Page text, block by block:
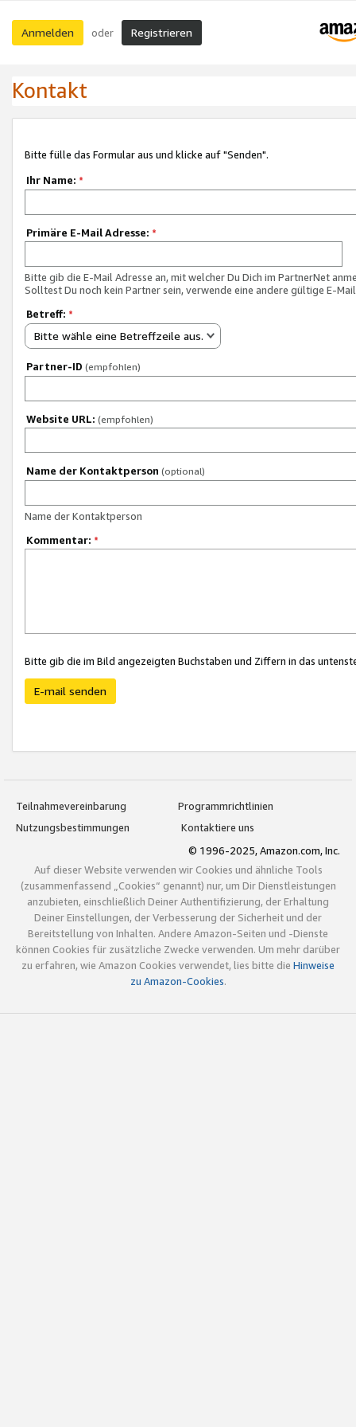
Anmelden oder Registrieren
Kontakt
Bitte fülle das Formular aus und klicke auf "Senden".
Ihr Name: *
Primäre E-Mail Adresse: *
Bitte gib die E-Mail Adresse an, mit welcher Du Dich im PartnerNet
Solltest Du noch kein Partner sein, verwende eine andere gültige E-
Betreff: *
Bitte wähle eine Betreffzeile aus.
Partner-ID (empfohlen)
Website URL: (empfohlen)
Name der Kontaktperson (optional)
Name der Kontaktperson
Kommentar: *
Bitte gib die im Bild angezeigten Buchstaben und Ziffern in das
E-mail senden
Teilnahmevereinbarung
Programmrichtlinien
Nutzungsbestimmungen
Kontaktiere uns
© 1996-2025, Amazon.com, Inc.
Auf dieser Website verwenden wir Cookies und ähnliche Tools
(zusammenfassend „Cookies“ genannt) nur, um Dir Dienstleistungen
anzubieten, einschließlich Deiner Authentifizierung, der Erhaltung
Deiner Einstellungen, der Verbesserung der Sicherheit und der
Bereitstellung von Inhalten. Andere Amazon-Seiten und -Dienste
können Cookies für zusätzliche Zwecke verwenden. Um mehr darüber
zu erfahren, wie Amazon Cookies verwendet, lies bitte die Hinweise
zu Amazon-Cookies.